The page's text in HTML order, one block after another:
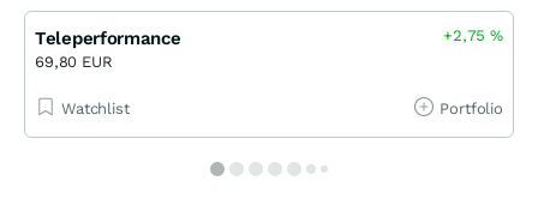
Teleperformance
69,80 EUR
+2,75%
Watchlist Portfolio